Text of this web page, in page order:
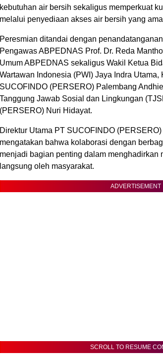
kebutuhan air bersih sekaligus memperkuat
melalui penyediaan akses air bersih yang
Peresmian ditandai dengan
Pengawas ABPEDNAS Prof. Dr. Reda
Umum ABPEDNAS sekaligus Wakil Ketua
Wartawan Indonesia (PWI) Jaya Indra
SUCOFINDO (PERSERO) Palembang
Tanggung Jawab Sosial dan Lingkungan
(PERSERO) Nuri Hidayat.
Direktur Utama PT SUCOFINDO
mengatakan bahwa kolaborasi dengan
menjadi bagian penting dalam menghadirkan
langsung oleh masyarakat.
ADVERTISEMENT
SCROLL TO RESUME